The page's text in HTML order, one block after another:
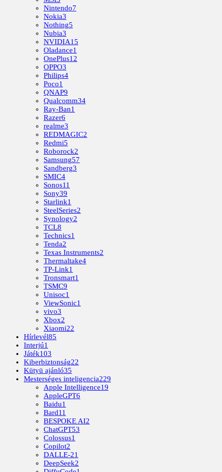
Nintendo7
Nokia3
Nothing5
Nubia3
NVIDIA15
Oladance1
OnePlus12
OPPO3
Philips4
Poco1
QNAP9
Qualcomm34
Ray-Ban1
Razer6
realme3
REDMAGIC2
Redmi5
Roborock2
Samsung57
Sandberg3
SMIC4
Sonos11
Sony39
Starlink1
SteelSeries2
Synology2
TCL8
Technics1
Tenda2
Texas Instruments2
Thermaltake4
TP-Link1
Tronsmart1
TSMC9
Unisoc1
ViewSonic1
vivo3
Xbox2
Xiaomi22
Hírlevél85
Interjú1
Játék103
Kiberbiztonság22
Kütyü ajánló35
Mesterséges inteligencia229
Apple Intelligence19
AppleGPT6
Baidu1
Bard11
BESPOKE AI2
ChatGPT53
Colossus1
Copilot2
DALLE-21
DeepSeek2